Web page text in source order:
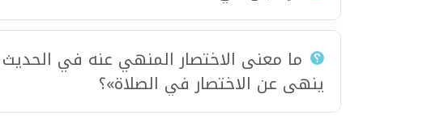
ما معنى الاختصار المنهي عنه في
ينهى عن الاختصار في الصلاة»؟